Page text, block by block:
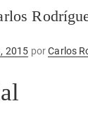
2015 porCarlos